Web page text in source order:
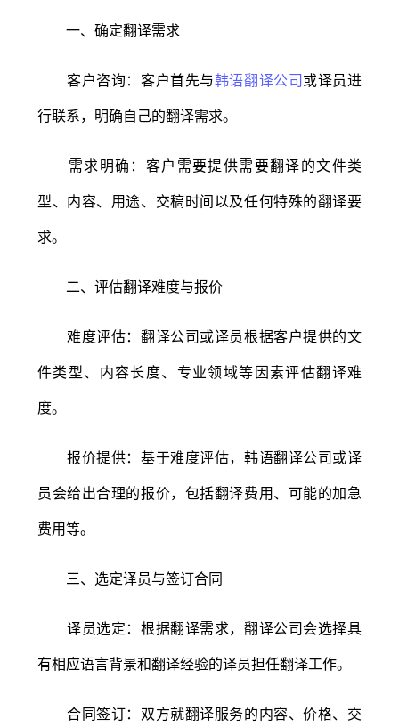
一、确定翻译需求
客户咨询：客户首先与韩语翻译公司或译员进
行联系，明确自己的翻译需求。
需求明确：客户需要提供需要翻译的文件类
型、内容、用途、交稿时间以及任何特殊的翻译要
求。
二、评估翻译难度与报价
难度评估：翻译公司或译员根据客户提供的文
件类型、内容长度、专业领域等因素评估翻译难
度。
报价提供：基于难度评估，韩语翻译公司或译
员会给出合理的报价，包括翻译费用、可能的加急
费用等。
三、选定译员与签订合同
译员选定：根据翻译需求，翻译公司会选择具
有相应语言背景和翻译经验的译员担任翻译工作。
合同签订：双方就翻译服务的内容、价格、交